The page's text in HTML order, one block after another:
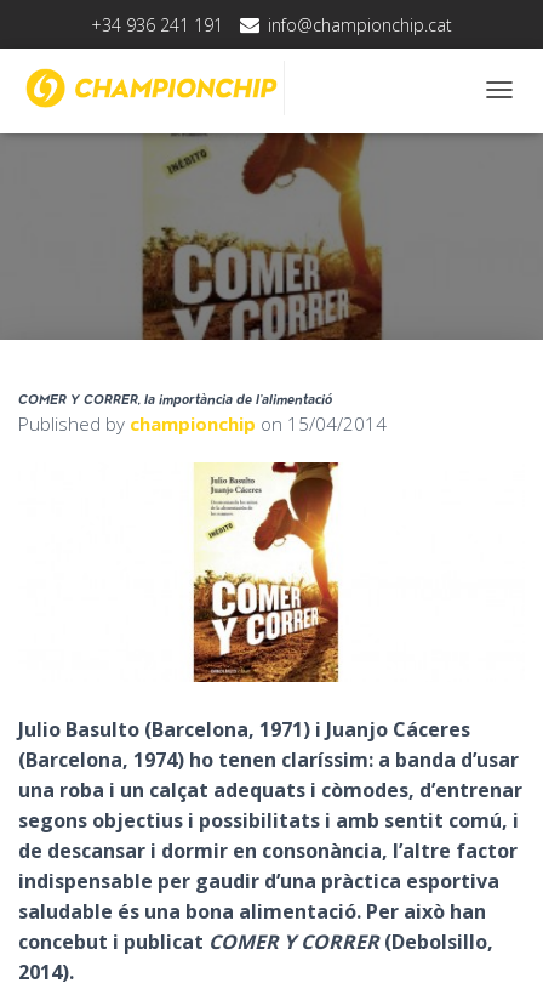
+34 936 241 191 info@championchip.cat
O
G
COMER Y CORRER, la importància de l’alimentació
Published by championchip on 15/04/2014
Julio Basulto (Barcelona, 1971) i Juanjo Cáceres
(Barcelona, 1974) ho tenen claríssim: a banda d’usar
una roba i un calçat adequats i còmodes, d’entrenar
segons objectius i possibilitats i amb sentit comú, i
de descansar i dormir en consonància, l’altre factor
indispensable per gaudir d’una pràctica esportiva
saludable és una bona alimentació. Per això han
concebut i publicat COMER Y CORRER(Debolsillo,
2014).